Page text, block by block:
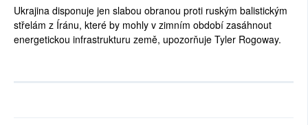
Ukrajina disponuje jen slabou obranou proti ruským balistickým
střelám z Íránu, které by mohly v zimním období zasáhnout
energetickou infrastrukturu země, upozorňuje Tyler Rogoway.